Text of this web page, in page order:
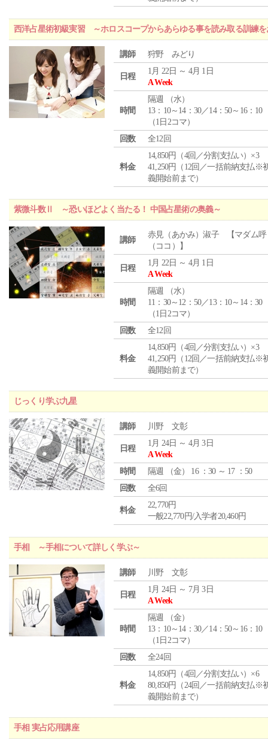
西洋占星術初級実習 ～ホロスコープからあらゆる事を読み取る訓練を
講師 狩野 みどり
日程
1月 22日 ～ 4月 1日
A Week
時間
隔週 （水）
13：10～14：30／14：50～16：10
（1日2コマ）
回数
全12回
料金
14,850円（4回／分割支払い）×3
41,250円（12回／一括前納支払※
義開始前まで）
紫微斗数Ⅱ ～恐いほどよく当たる！ 中国占星術の奥義～
講師
赤見（あかみ）淑子 【マダム呼
（ココ）】
日程
1月 22日 ～ 4月 1日
A Week
時間
隔週 （水）
11：30～12：50／13：10～14：30
（1日2コマ）
回数
全12回
料金
14,850円（4回／分割支払い）×3
41,250円（12回／一括前納支払※
義開始前まで）
じっくり学ぶ九星
講師 川野 文彰
日程
1月 24日 ～ 4月 3日
A Week
時間
隔週 （金） 16 ：30 ～ 17 ：50
回数
全6回
料金
22,770円
一般22,770円/入学者20,460円
手相 ～手相について詳しく学ぶ～
講師 川野 文彰
日程
1月 24日 ～ 7月 3日
A Week
時間
隔週 （金）
13：10～14：30／14：50～16：10
（1日2コマ）
回数
全24回
料金
14,850円（4回／分割支払い）×6
80,850円（24回／一括前納支払※
義開始前まで）
手相 実占応用講座